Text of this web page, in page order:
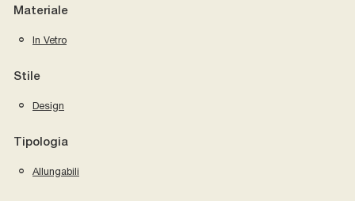
Materiale
In Vetro
Stile
Design
Tipologia
Allungabili